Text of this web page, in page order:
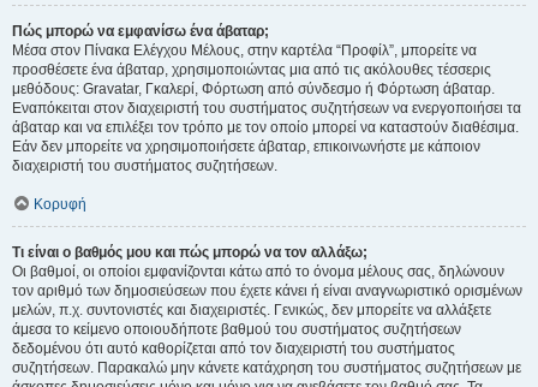
Πώς μπορώ να εμφανίσω ένα άβαταρ;
Μέσα στον Πίνακα Ελέγχου Μέλους, στην καρτέλα “Προφίλ”, μπορείτε να
προσθέσετε ένα άβαταρ, χρησιμοποιώντας μια από τις ακόλουθες τέσσερις
μεθόδους: Gravatar, Γκαλερί, Φόρτωση από σύνδεσμο ή Φόρτωση άβαταρ.
Εναπόκειται στον διαχειριστή του συστήματος συζητήσεων να ενεργοποιήσει τα
άβαταρ και να επιλέξει τον τρόπο με τον οποίο μπορεί να καταστούν διαθέσιμα.
Εάν δεν μπορείτε να χρησιμοποιήσετε άβαταρ, επικοινωνήστε με κάποιον
διαχειριστή του συστήματος συζητήσεων.
Κορυφή
Τι είναι ο βαθμός μου και πώς μπορώ να τον αλλάξω;
Οι βαθμοί, οι οποίοι εμφανίζονται κάτω από το όνομα μέλους σας, δηλώνουν
τον αριθμό των δημοσιεύσεων που έχετε κάνει ή είναι αναγνωριστικό ορισμένων
μελών, π.χ. συντονιστές και διαχειριστές. Γενικώς, δεν μπορείτε να αλλάξετε
άμεσα το κείμενο οποιουδήποτε βαθμού του συστήματος συζητήσεων
δεδομένου ότι αυτό καθορίζεται από τον διαχειριστή του συστήματος
συζητήσεων. Παρακαλώ μην κάνετε κατάχρηση του συστήματος συζητήσεων με